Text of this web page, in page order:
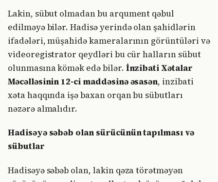
Lakin, sübut olmadan bu arqument qəbul
edilməyə bilər. Hadisə yerində olan şahidlərin
ifadələri, müşahidə kameralarının görüntüləri və
videoregistrator qeydləri bu cür halların sübut
olunmasına kömək edə bilər. İnzibati Xətalar
Məcəlləsinin 12-ci maddəsinə əsasən, inzibati
xəta haqqında işə baxan orqan bu sübutları
nəzərə almalıdır.
Hadisəyə səbəb olan sürücünün tapılması və
sübutlar
Hadisəyə səbəb olan, lakin qəza törətməyən